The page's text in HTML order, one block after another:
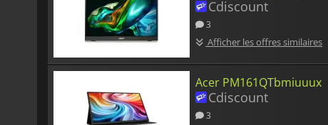
Cdiscount
3
Afficher les offres similaires
Acer PM161QTbmiuuux
Cdiscount
3